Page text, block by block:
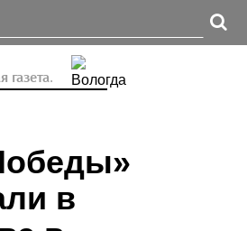
газета.
в